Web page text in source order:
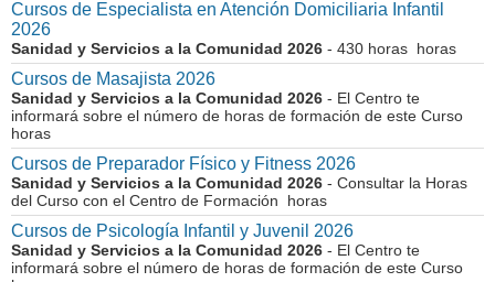
Cursos de Especialista en Atención Domiciliaria Infantil
2026
Sanidad y Servicios a la Comunidad 2026 - 430 horas horas
Cursos de Masajista 2026
Sanidad y Servicios a la Comunidad 2026 - El Centro te
informará sobre el número de horas de formación de este Curso
horas
Cursos de Preparador Físico y Fitness 2026
Sanidad y Servicios a la Comunidad 2026 - Consultar la Horas
del Curso con el Centro de Formación horas
Cursos de Psicología Infantil y Juvenil 2026
Sanidad y Servicios a la Comunidad 2026 - El Centro te
informará sobre el número de horas de formación de este Curso